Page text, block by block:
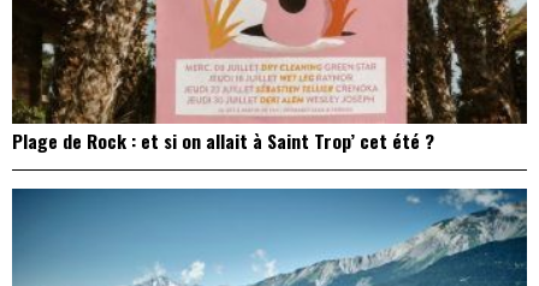
Plage de Rock : et si on allait à Saint Trop’ cet été ?